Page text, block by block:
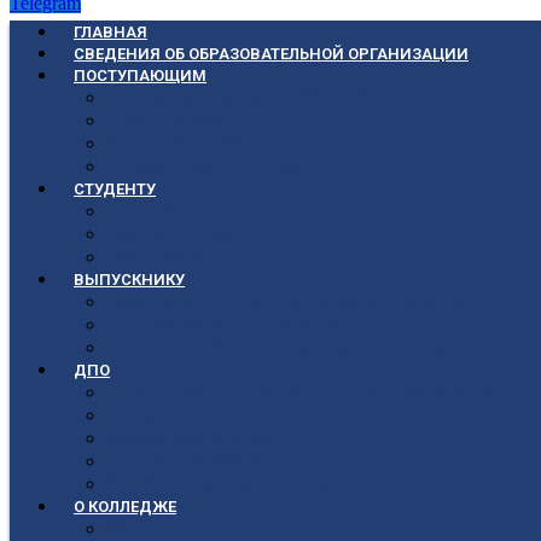
ГЛАВНАЯ
СВЕДЕНИЯ ОБ ОБРАЗОВАТЕЛЬНОЙ ОРГАНИЗАЦИИ
ПОСТУПАЮЩИМ
СТУДЕНТУ
ВЫПУСКНИКУ
ДПО
О КОЛЛЕДЖЕ